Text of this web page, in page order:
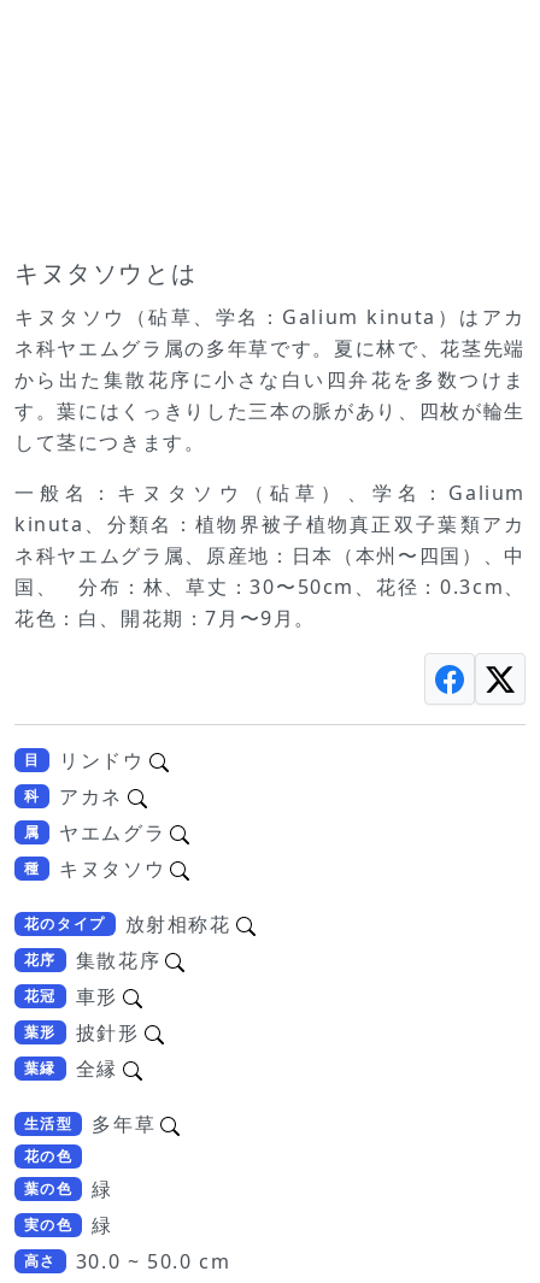
キヌタソウとは
キヌタソウ（砧草、学名：Galium kinuta）はアカ
ネ科ヤエムグラ属の多年草です。夏に林で、花茎先端
から出た集散花序に小さな白い四弁花を多数つけま
す。葉にはくっきりした三本の脈があり、四枚が輪生
して茎につきます。
一般名：キヌタソウ（砧草）、学名：Galium
kinuta、分類名：植物界被子植物真正双子葉類アカ
ネ科ヤエムグラ属、原産地：日本（本州〜四国）、中
国、 分布：林、草丈：30〜50cm、花径：0.3cm、
花色：白、開花期：7月〜9月。
目 リンドウ
科 アカネ
属 ヤエムグラ
種 キヌタソウ
花のタイプ 放射相称花
花序 集散花序
花冠 車形
葉形 披針形
葉縁 全縁
生活型 多年草
花の色
葉の色
緑
実の色 緑
高さ 30.0 ~ 50.0 cm